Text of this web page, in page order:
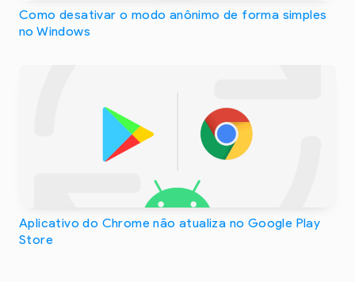
Como desativar o modo anônimo de forma simples
no Windows
Aplicativo do Chrome não atualiza no Google Play
Store